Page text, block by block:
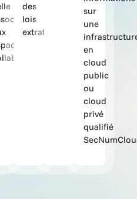
des
lois
extraterritoriales.
sur
une
en
cloud
public
ou
cloud
privé
qualifié